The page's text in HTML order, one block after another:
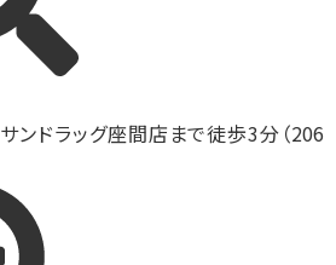
サンドラッグ座間店まで徒歩3分（206